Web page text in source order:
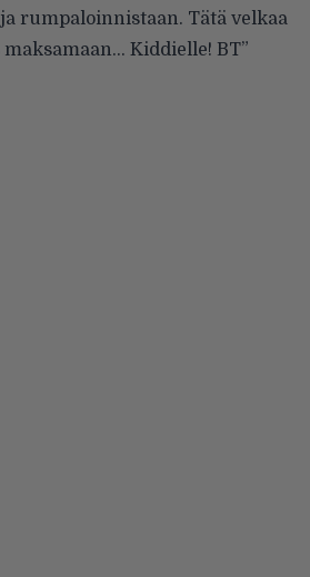
rumpaloinnistaan. Tätä velkaa
Kiddielle! BT”